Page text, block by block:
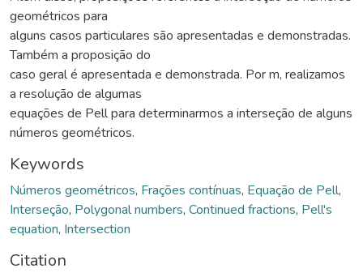
geométricos para
alguns casos particulares são apresentadas e demonstradas.
Também a proposição do
caso geral é apresentada e demonstrada. Por m, realizamos
a resolução de algumas
equações de Pell para determinarmos a interseção de alguns
números geométricos.
Keywords
Números geométricos, Frações contínuas, Equação de Pell,
Interseção, Polygonal numbers, Continued fractions, Pell's
equation, Intersection
Citation